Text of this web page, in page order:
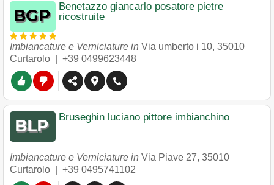
Benetazzo giancarlo posatore pietre
ricostruite
Imbiancature e Verniciature in Via umberto i 10, 35010
Curtarolo
+39 0499623448
Bruseghin luciano pittore imbianchino
Imbiancature e Verniciature in Via Piave 27, 35010
Curtarolo
+39 0495741102